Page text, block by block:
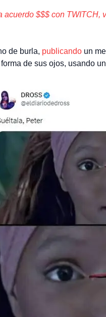
acuerdo $$$ con TWITCH,
de burla, publicando un
de sus ojos, usando